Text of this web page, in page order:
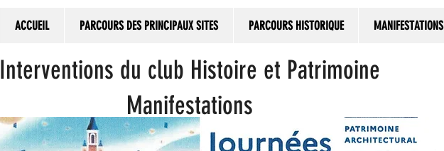
ACCUEIL PARCOURS DES PRINCIPAUX SITES PARCOURS HISTORIQUE MANIFESTATIONS
Interventions du club Histoire et Patrimoine
Manifestations